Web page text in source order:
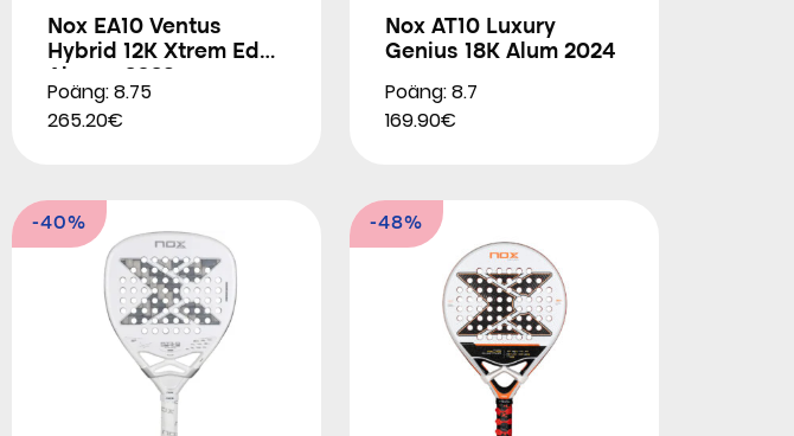
Nox EA10 Ventus
Hybrid 12K Xtrem Edu
Poäng: 8.75
265.20€
Nox AT10 Luxury
Genius 18K Alum 2024
Poäng: 8.7
169.90€
-40% -48%